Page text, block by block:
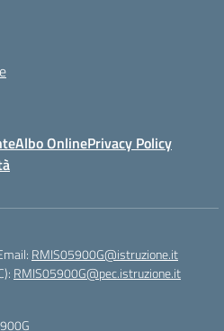
Albo OnlinePrivacy Policy
RMIS05900G@istruzione.it
RMIS05900G@pec.istruzione.it